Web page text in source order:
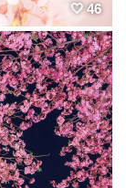
46